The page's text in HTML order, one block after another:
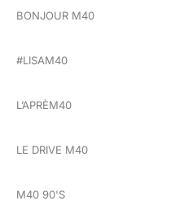
BONJOUR M40
#LISAM40
L’APRÈM40
LE DRIVE M40
M40 90'S